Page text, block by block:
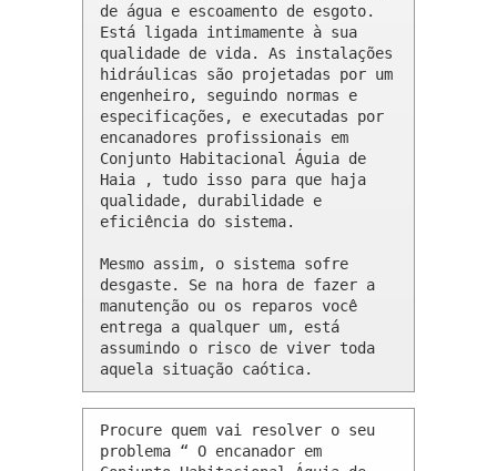
de água e escoamento de esgoto.
Está ligada intimamente à sua
qualidade de vida. As instalações
hidráulicas são projetadas por um
engenheiro, seguindo normas e
especificações, e executadas por
encanadores profissionais em
Conjunto Habitacional Águia de
Haia , tudo isso para que haja
qualidade, durabilidade e
eficiência do sistema.
Mesmo assim, o sistema sofre
desgaste. Se na hora de fazer a
manutenção ou os reparos você
entrega a qualquer um, está
assumindo o risco de viver toda
aquela situação caótica.
Procure quem vai resolver o seu
problema “ O encanador em